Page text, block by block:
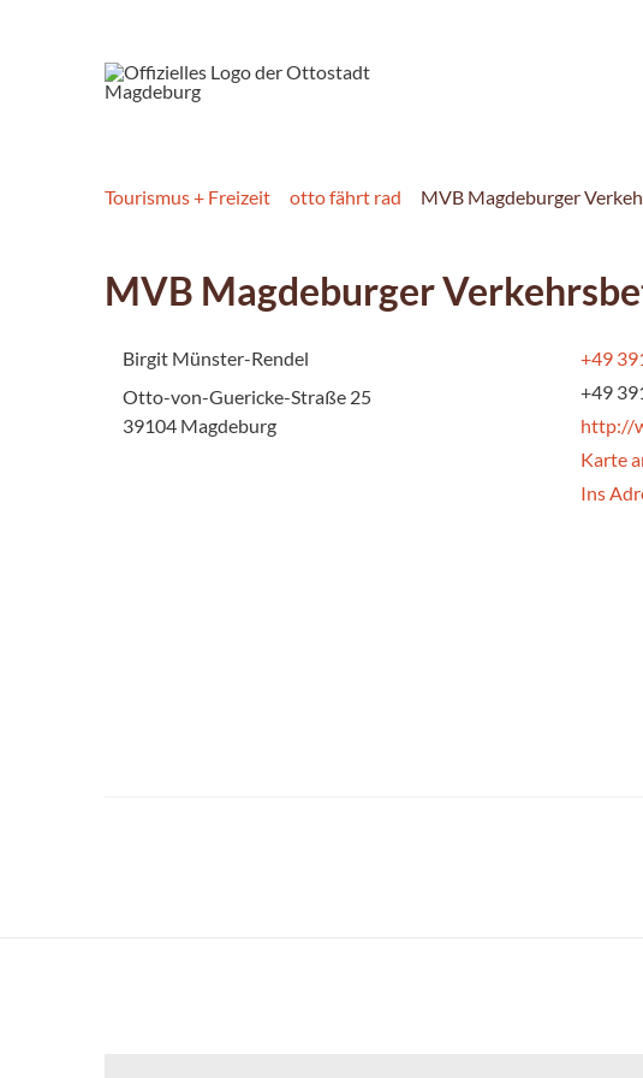
Tourismus + Freizeit otto fährt rad MVB Magdeburger
MVB Magdeburger
Birgit Münster-Rendel
Otto-von-Guericke-Straße 25
39104 Magdeburg
+49
+49
http://
Karte
Ins